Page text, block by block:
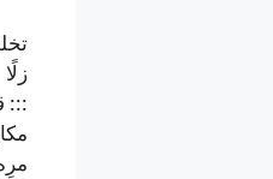
زلًا
:::